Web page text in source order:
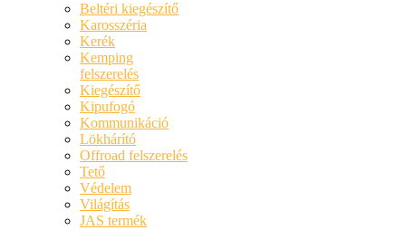
Beltéri kiegészítő
Karosszéria
Kerék
Kemping
felszerelés
Kiegészítő
Kipufogó
Kommunikáció
Lökhárító
Offroad felszerelés
Tető
Védelem
Világítás
JAS termék